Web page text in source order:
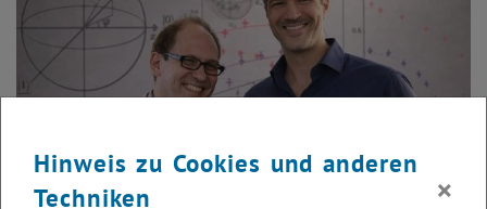
Hinweis zu Cookies und anderen
Techniken
×